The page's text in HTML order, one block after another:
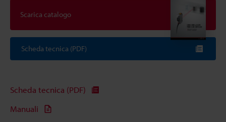
Scarica catalogo
Scheda tecnica (PDF)
Scheda tecnica (PDF)
Manuali